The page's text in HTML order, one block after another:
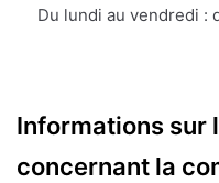
mail
Du lundi au vendredi :
Informations sur
concernant la